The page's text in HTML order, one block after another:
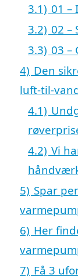
3.1) 01 –
3.2) 02 –
3.3) 03 –
4) Den
luft-til-
4.1)
4.2) Vi
5) Spar
6) Her
7) Få 3